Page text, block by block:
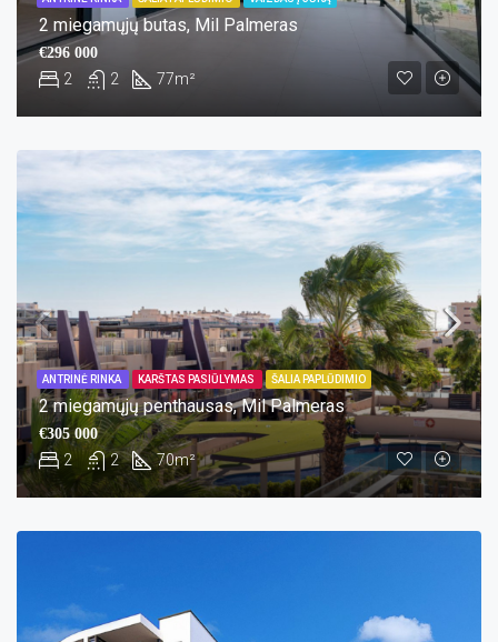
2 miegamųjų butas, Mil Palmeras
2 2 77m²
€296 000
2 miegamųjų penthausas, Mil Palmeras
2 2 70m²
€305 000
ANTRINĖ RINKA KARŠTAS PASIŪLYMAS ŠALIA PAPLŪDIMIO